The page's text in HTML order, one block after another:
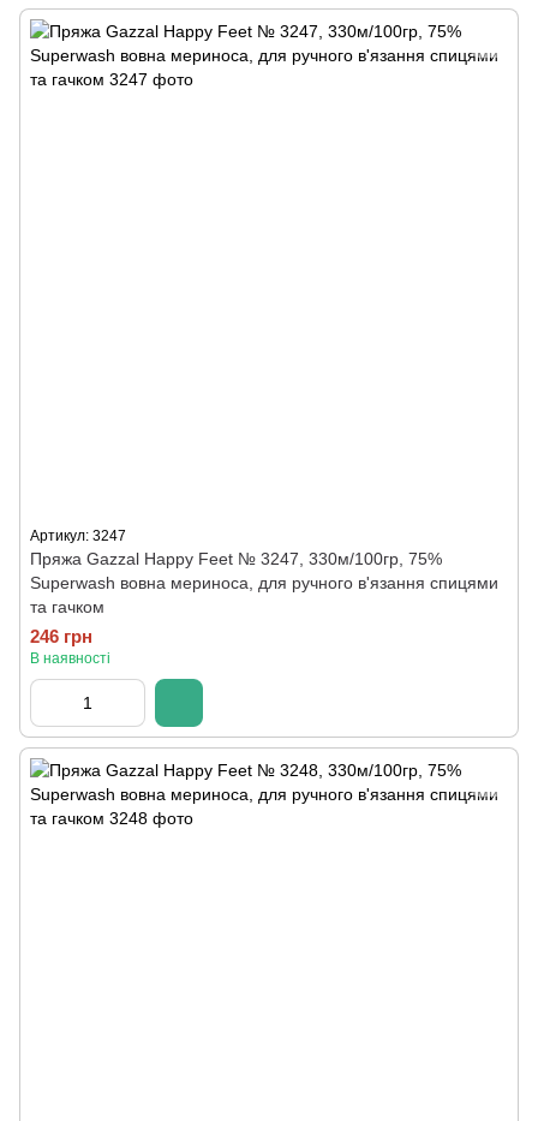
Артикул: 3247
Пряжа Gazzal Happy Feet № 3247, 330м/100гр, 75%
Superwash вовна мериноса, для ручного в'язання спицями
та гачком
246 грн
В наявності